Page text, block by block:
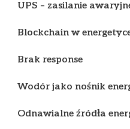
UPS – zasilanie
Blockchain w
Brak response
Wodór jako nośnik
Odnawialne źródła